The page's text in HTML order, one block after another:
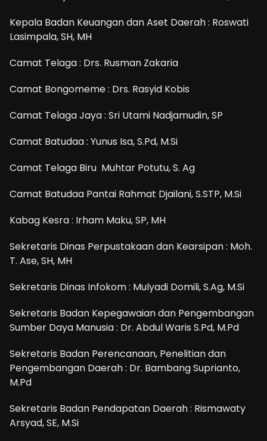
Kepala Badan Keuangan dan Aset Daerah : Roswati
Lasimpala, SH, MH
Camat Telaga : Drs. Rusman Zakaria
Camat Bongomeme : Drs. Rasyid Kobis
Camat Telaga Jaya : Sri Utami Nadjamudin, SP
Camat Batudaa : Yunus Isa, S.Pd, M.Si
Camat Telaga Biru Muhtar Potutu, S. Ag
Camat Batudaa Pantai Rahmat Djailani, S.STP, M.Si
Kabag Kesra : Irham Maku, SP, MH
Sekretaris Dinas Perpustakaan dan Kearsipan : Moh.
T. Ase, SH, MH
Sekretaris Dinas Infokom : Mulyadi Domili, S.Ag, M.Si
Sekretaris Badan Kepegawaian dan Pengembangan
Sumber Daya Manusia : Dr. Abdul Waris S.Pd, M.Pd
Sekretaris Badan Perencanaan, Penelitian dan
Pengembangan Daerah : Dr. Bambang Suprianto,
M.Pd
Sekretaris Badan Pendapatan Daerah : Rismawaty
Arsyad, SE, M.Si